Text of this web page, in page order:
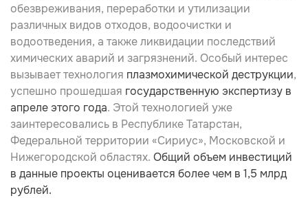
обезвреживания, переработки и утилизации
различных видов отходов, водоочистки и
водоотведения, а также ликвидации последствий
химических аварий и загрязнений. Особый интерес
вызывает технология плазмохимической деструкции,
успешно прошедшая государственную экспертизу в
апреле этого года. Этой технологией уже
заинтересовались в Республике Татарстан,
Федеральной территории «Сириус», Московской и
Нижегородской областях. Общий объем инвестиций
в данные проекты оценивается более чем в 1,5 млрд
рублей.